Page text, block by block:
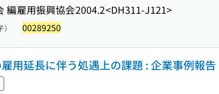
編雇用振興協会2004.2<DH311-J121>
00289250
用延長に伴う処遇上の課題 : 企業事例報告